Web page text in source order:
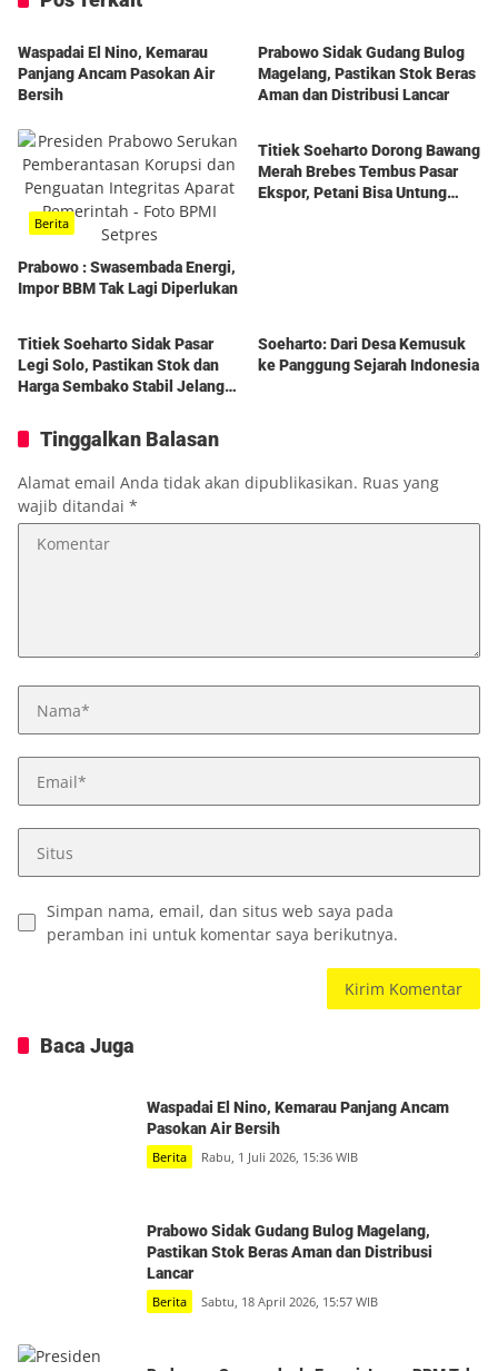
Berita
Waspadai El Nino, Kemarau
Panjang Ancam Pasokan Air
Bersih
Prabowo Sidak Gudang Bulog
Magelang, Pastikan Stok Beras
Aman dan Distribusi Lancar
Berita
Prabowo : Swasembada Energi,
Impor BBM Tak Lagi Diperlukan
Titiek Soeharto Dorong Bawang
Merah Brebes Tembus Pasar
Ekspor, Petani Bisa Untung
Berita
Titiek Soeharto Sidak Pasar
Legi Solo, Pastikan Stok dan
Harga Sembako Stabil Jelang
Soeharto: Dari Desa Kemusuk
ke Panggung Sejarah Indonesia
Tinggalkan Balasan
Alamat email Anda tidak akan dipublikasikan. Ruas yang
wajib ditandai *
Simpan nama, email, dan situs web saya pada
peramban ini untuk komentar saya berikutnya.
Baca Juga
Waspadai El Nino, Kemarau Panjang Ancam
Pasokan Air Bersih
Berita Rabu, 1 Juli 2026, 15:36 WIB
Prabowo Sidak Gudang Bulog Magelang,
Pastikan Stok Beras Aman dan Distribusi
Lancar
Berita Sabtu, 18 April 2026, 15:57 WIB